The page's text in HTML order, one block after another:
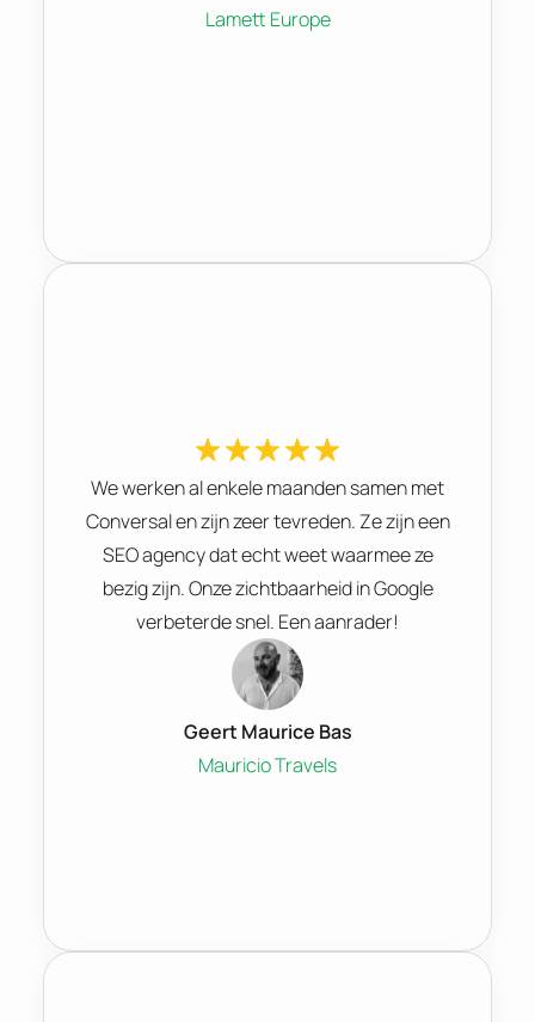
Lamett Europe
We werken al enkele maanden samen met
Conversal en zijn zeer tevreden. Ze zijn een
SEO agency dat echt weet waarmee ze
bezig zijn. Onze zichtbaarheid in Google
verbeterde snel. Een aanrader!
Geert Maurice Bas
Mauricio Travels